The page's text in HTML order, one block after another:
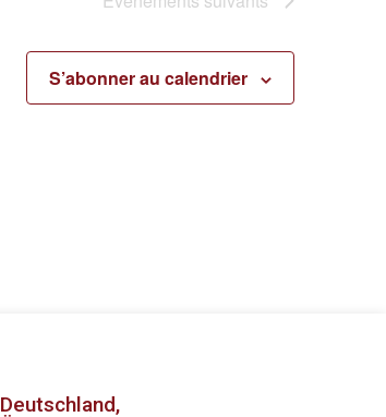
S’abonner au calendrier
Deutschland,